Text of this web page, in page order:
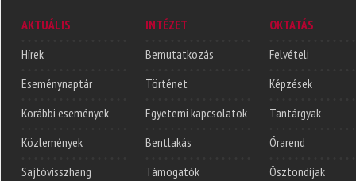
AKTUÁLIS
Hírek
Eseménynaptár
Korábbi események
Közlemények
Sajtóvisszhang
INTÉZET
Bemutatkozás
Történet
Egyetemi kapcsolatok
Bentlakás
Támogatók
OKTATÁS
Felvételi
Képzések
Tantárgyak
Órarend
Ösztöndíjak